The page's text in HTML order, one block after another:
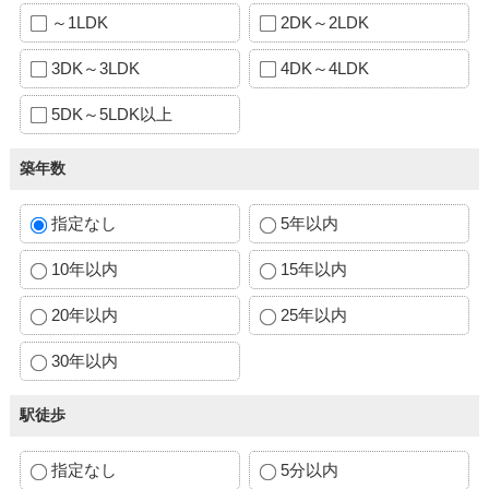
～1LDK 2DK～2LDK
3DK～3LDK 4DK～4LDK
5DK～5LDK以上
築年数
指定なし 5年以内
10年以内 15年以内
20年以内 25年以内
30年以内
駅徒歩
指定なし 5分以内